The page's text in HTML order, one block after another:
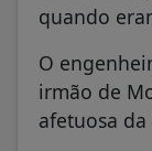
quando
O
irmão de
afetuosa